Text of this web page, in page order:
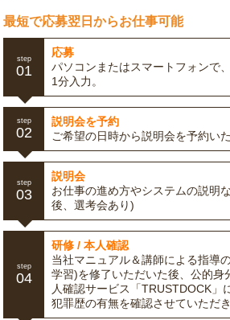
最短で応募翌日からお仕事可能
step
01
応募
パソコンまたはスマートフォンで
1分入力。
step
02
説明会を予約
ご希望の日時から説明会を予約い
step
03
説明会
お仕事の進め方やシステムの説明
後、選考会あり)
step
04
研修 / 本人確認
当社マニュアル＆講師による指導
学習)を修了いただいた後、公的身
人確認サービス「TRUSTDOCK」
犯罪歴の有無を確認させていただき